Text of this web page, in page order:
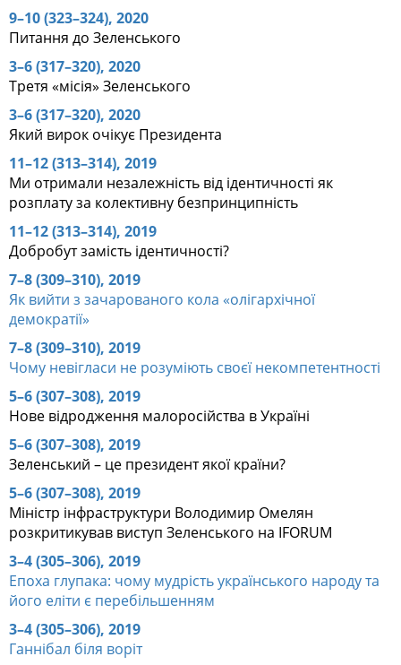
9–10 (323–324), 2020
Питання до Зеленського
3–6 (317–320), 2020
Третя «місія» Зеленського
3–6 (317–320), 2020
Який вирок очікує Президента
11–12 (313–314), 2019
Ми отримали незалежність від ідентичності як
розплату за колективну безпринципність
11–12 (313–314), 2019
Добробут замість ідентичності?
7–8 (309–310), 2019
Як вийти з зачарованого кола «олігархічної
демократії»
7–8 (309–310), 2019
Чому невігласи не розуміють своєї некомпетентності
5–6 (307–308), 2019
Нове відродження малоросійства в Україні
5–6 (307–308), 2019
Зеленський – це президент якої країни?
5–6 (307–308), 2019
Міністр інфраструктури Володимир Омелян
розкритикував виступ Зеленського на IFORUM
3–4 (305–306), 2019
Епоха глупака: чому мудрість українського народу та
його еліти є перебільшенням
3–4 (305–306), 2019
Ганнібал біля воріт